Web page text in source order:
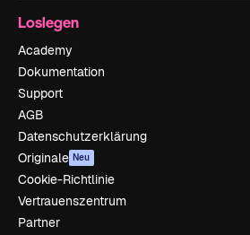
Loslegen
Academy
Dokumentation
Support
AGB
Datenschutzerklärung
Originale Neu
Cookie-Richtlinie
Vertrauenszentrum
Partner